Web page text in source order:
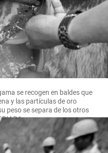
se recogen en baldes que
y las partículas de oro
peso se separa de los otros